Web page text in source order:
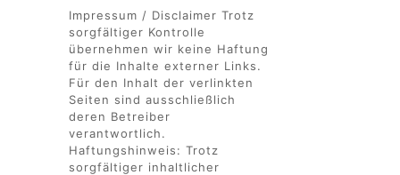
Impressum / Disclaimer Trotz
sorgfältiger Kontrolle
übernehmen wir keine Haftung
für die Inhalte externer Links.
Für den Inhalt der verlinkten
Seiten sind ausschließlich
deren Betreiber
verantwortlich.
Haftungshinweis: Trotz
sorgfältiger inhaltlicher